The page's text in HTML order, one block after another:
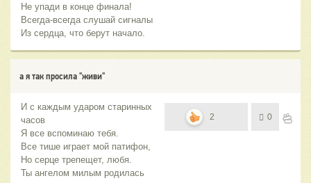
Не упади в конце финала!
Всегда-всегда слушай сигналы
Из сердца, что берут начало.
а я так просила "живи"
И с каждым ударом старинных
часов
Я все вспоминаю тебя.
Все тише играет мой патифон,
Но серце трепещет, любя.
Ты ангелом милым родилась
2 0